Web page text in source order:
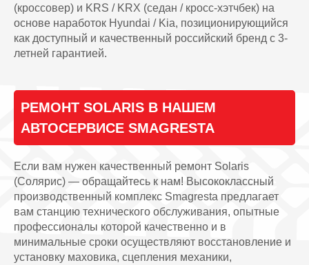
(кроссовер) и KRS / KRX (седан / кросс-хэтчбек) на
основе наработок Hyundai / Kia, позиционирующийся
как доступный и качественный российский бренд с 3-
летней гарантией.
РЕМОНТ SOLARIS В НАШЕМ
АВТОСЕРВИСЕ SMAGRESTA
Если вам нужен качественный ремонт Solaris
(Солярис) — обращайтесь к нам! Высококлассный
производственный комплекс Smagresta предлагает
вам станцию технического обслуживания, опытные
профессионалы которой качественно и в
минимальные сроки осуществляют восстановление и
установку маховика, сцепления механики,